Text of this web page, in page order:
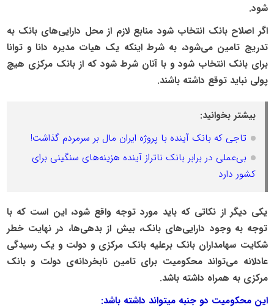
شود.
اگر اصلاح بانک انتخاب شود منابع لازم از محل دارایی‌های بانک به
تدریج تامین می‌شود، به شرط اینکه یک هیات مدیره‌ دانا و توانا
برای بانک انتخاب شود و با آنان شرط شود که از بانک مرکزی هیچ
پولی نباید توقع داشته باشند.
بیشتر بخوانید:
تاجی که بانک آینده با پروژه ایران مال بر سرمردم گذاشت!
بی‌عملی در برابر بانک ناتراز آینده هزینه‌های سنگینی برای
کشور دارد
یکی دیگر از نکاتی که باید مورد توجه واقع شود، این است که با
توجه به وجود دارایی‌های بانک، بیش از بدهی‌ها، در نهایت خطر
شکایت سهامداران بانک برعلیه بانک مرکزی و دولت و یک رسیدگی
عادلانه می‌تواند محکومیت برای تامین نابخردانه‌ی دولت و بانک
مرکزی به همراه داشته باشد.
این محکومیت دو جنبه میتواند داشته باشد: